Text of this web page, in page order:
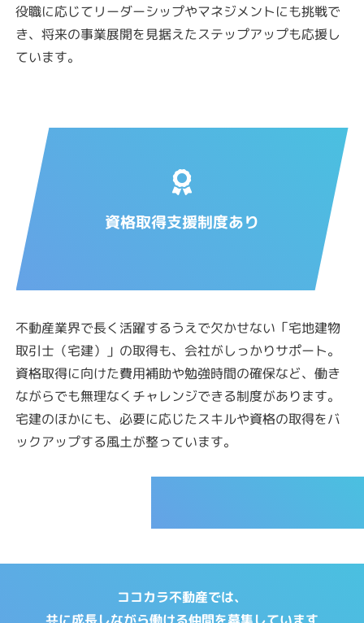
役職に応じてリーダーシップやマネジメントにも挑戦で
き、将来の事業展開を見据えたステップアップも応援し
ています。
資格取得支援制度あり
不動産業界で長く活躍するうえで欠かせない「宅地建物
取引士（宅建）」の取得も、会社がしっかりサポート。
資格取得に向けた費用補助や勉強時間の確保など、働き
ながらでも無理なくチャレンジできる制度があります。
宅建のほかにも、必要に応じたスキルや資格の取得をバ
ックアップする風土が整っています。
ココカラ不動産では、